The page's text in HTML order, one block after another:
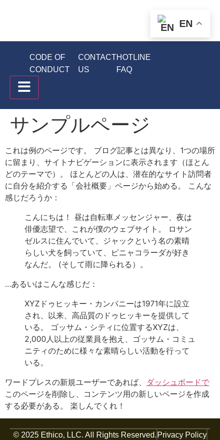
CODE OF
CONDUCT
CONTACT
US
HOTLINE
FAQ
Hamburger Toggle Menu
サンプルページ
これは例のページです。 ブログ記事とは異なり、1つの場所
に留まり、サイトナビゲーションに表示されます（ほとん
どのテーマで）。 ほとんどの人は、潜在的なサイト訪問者
に自分を紹介する「会社概要」ページから始める。 こんな
感じだろうか：
こんにちは！ 昼は自転車メッセンジャー、夜は
俳優志望で、これが僕のウェブサイト。 ロサン
ゼルスに住んでいて、ジャックという名の素晴
らしい犬を飼っていて、ピニャコラーダが好き
なんだ。 (そして雨に降られる）。
…あるいはこんな感じだ：
XYZドゥヒッキー・カンパニーは1971年に設立
され、以来、高品質のドゥヒッキーを提供して
いる。 ゴッサム・シティに位置するXYZは、
2,000人以上の従業員を抱え、ゴッサム・コミュ
ニティのために様々な素晴らしい活動を行って
いる。
ワードプレスの新規ユーザーであれば、 ダッシュボードで
このページを削除し、コンテンツ用の新しいページを作成
する必要がある。 楽しんでくれ！
© 2025 Ethico, LLC. All Rights Reserved. Privacy Policy
EN